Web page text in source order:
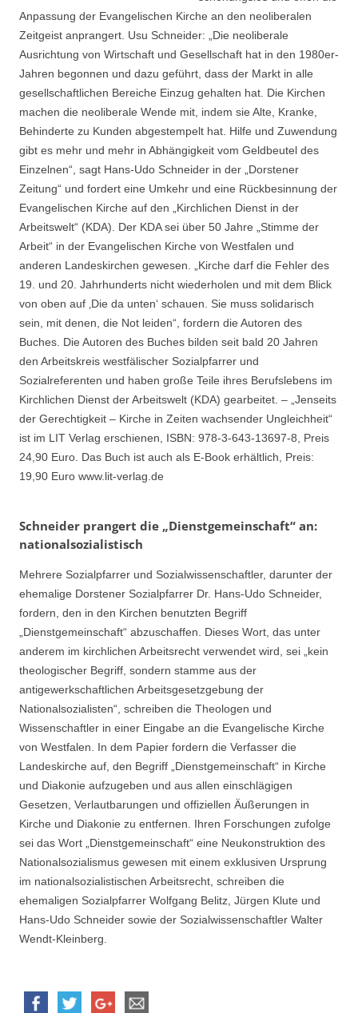
Anpassung der Evangelischen Kirche an den neoliberalen
Zeitgeist anprangert. Usu Schneider: „Die neoliberale
Ausrichtung von Wirtschaft und Gesellschaft hat in den 1980er-
Jahren begonnen und dazu geführt, dass der Markt in alle
gesellschaftlichen Bereiche Einzug gehalten hat. Die Kirchen
machen die neoliberale Wende mit, indem sie Alte, Kranke,
Behinderte zu Kunden abgestempelt hat. Hilfe und Zuwendung
gibt es mehr und mehr in Abhängigkeit vom Geldbeutel des
Einzelnen“, sagt Hans-Udo Schneider in der „Dorstener
Zeitung“ und fordert eine Umkehr und eine Rückbesinnung der
Evangelischen Kirche auf den „Kirchlichen Dienst in der
Arbeitswelt“ (KDA). Der KDA sei über 50 Jahre „Stimme der
Arbeit“ in der Evangelischen Kirche von Westfalen und
anderen Landeskirchen gewesen. „Kirche darf die Fehler des
19. und 20. Jahrhunderts nicht wiederholen und mit dem Blick
von oben auf ‚Die da unten‘ schauen. Sie muss solidarisch
sein, mit denen, die Not leiden“, fordern die Autoren des
Buches. Die Autoren des Buches bilden seit bald 20 Jahren
den Arbeitskreis westfälischer Sozialpfarrer und
Sozialreferenten und haben große Teile ihres Berufslebens im
Kirchlichen Dienst der Arbeitswelt (KDA) gearbeitet. – „Jenseits
der Gerechtigkeit – Kirche in Zeiten wachsender Ungleichheit“
ist im LIT Verlag erschienen, ISBN: 978-3-643-13697-8, Preis
24,90 Euro. Das Buch ist auch als E-Book erhältlich, Preis:
19,90 Euro www.lit-verlag.de
Schneider prangert die „Dienstgemeinschaft“ an:
nationalsozialistisch
Mehrere Sozialpfarrer und Sozialwissenschaftler, darunter der
ehemalige Dorstener Sozialpfarrer Dr. Hans-Udo Schneider,
fordern, den in den Kirchen benutzten Begriff
„Dienstgemeinschaft“ abzuschaffen. Dieses Wort, das unter
anderem im kirchlichen Arbeitsrecht verwendet wird, sei „kein
theologischer Begriff, sondern stamme aus der
antigewerkschaftlichen Arbeitsgesetzgebung der
Nationalsozialisten“, schreiben die Theologen und
Wissenschaftler in einer Eingabe an die Evangelische Kirche
von Westfalen. In dem Papier fordern die Verfasser die
Landeskirche auf, den Begriff „Dienstgemeinschaft“ in Kirche
und Diakonie aufzugeben und aus allen einschlägigen
Gesetzen, Verlautbarungen und offiziellen Äußerungen in
Kirche und Diakonie zu entfernen. Ihren Forschungen zufolge
sei das Wort „Dienstgemeinschaft“ eine Neukonstruktion des
Nationalsozialismus gewesen mit einem exklusiven Ursprung
im nationalsozialistischen Arbeitsrecht, schreiben die
ehemaligen Sozialpfarrer Wolfgang Belitz, Jürgen Klute und
Hans-Udo Schneider sowie der Sozialwissenschaftler Walter
Wendt-Kleinberg.